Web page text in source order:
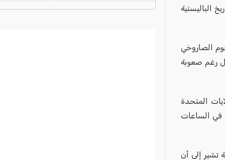
الباليستية
الصاروخي
رغم صعوبة
المتحدة
في الساعات
تشير إلى أن